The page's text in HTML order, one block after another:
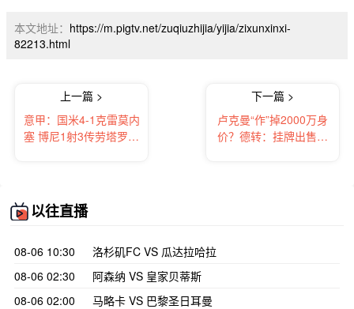
本文地址： https://m.pigtv.net/zuqiuzhijia/yijia/zixunxinxi-
82213.html
上一篇 >
意甲：国米4-1克雷莫内
塞 博尼1射3传劳塔罗破
下一篇 >
卢克曼“作”掉2000万身
价？德转：挂牌出售却
以往直播
08-06 10:30
洛杉矶FC VS 瓜达拉哈拉
08-06 02:30
阿森纳 VS 皇家贝蒂斯
08-06 02:00
马略卡 VS 巴黎圣日耳曼